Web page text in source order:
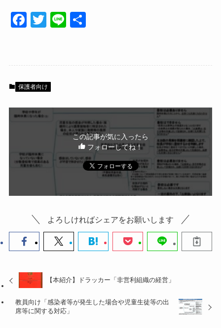
F
e
b
o
T
er
Li
保護者向け
この記事が気に入ったら
フォローしてね！
よろしければシェアをお願いします
【本紹介】ドラッカー「非営利組織の経営」
教員向け「感染者等が発生した場合や児童生徒等の出
席等に関する対応」